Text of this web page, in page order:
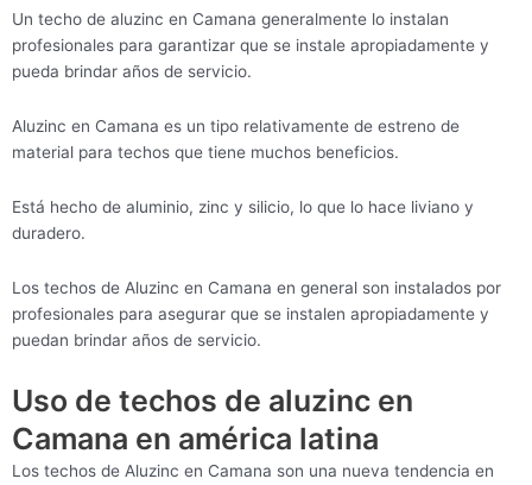
Un techo de aluzinc en Camana generalmente lo instalan
profesionales para garantizar que se instale apropiadamente y
pueda brindar años de servicio.
Aluzinc en Camana es un tipo relativamente de estreno de
material para techos que tiene muchos beneficios.
Está hecho de aluminio, zinc y silicio, lo que lo hace liviano y
duradero.
Los techos de Aluzinc en Camana en general son instalados por
profesionales para asegurar que se instalen apropiadamente y
puedan brindar años de servicio.
Uso de techos de aluzinc en
Camana en américa latina
Los techos de Aluzinc en Camana son una nueva tendencia en